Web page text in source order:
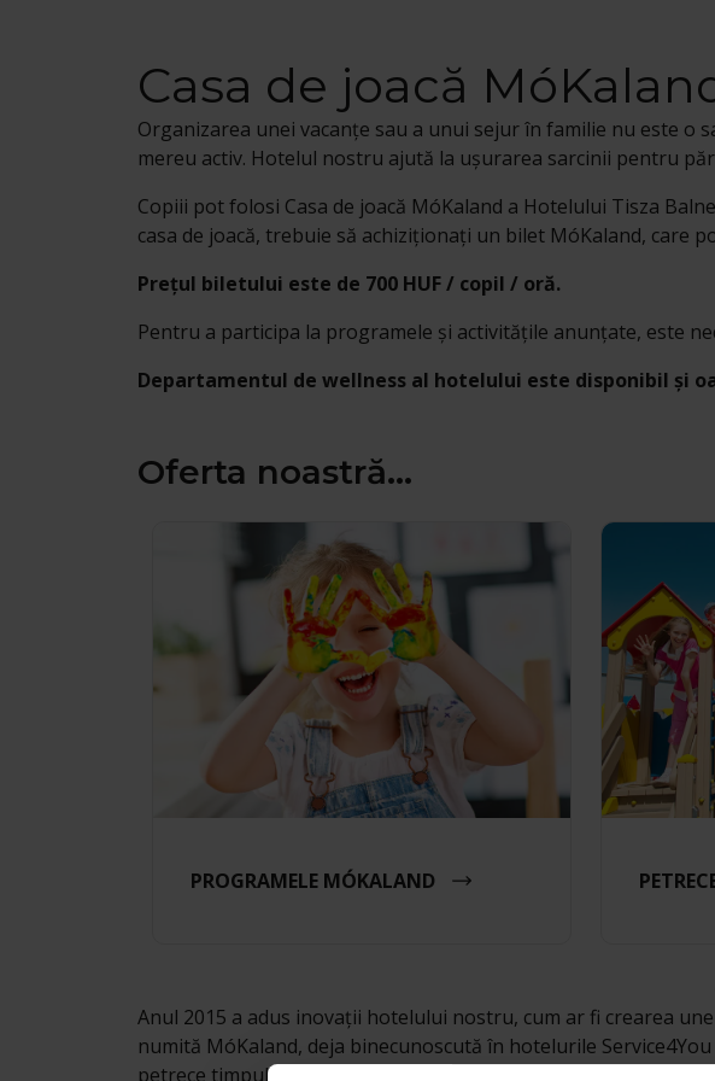
Casa de joacă
Organizarea unei vacanțe sau a unui sejur în familie nu este o
mereu activ. Hotelul nostru ajută la ușurarea sarcinii pentru
Copiii pot folosi Casa de joacă MóKaland a Hotelului Tisza
casa de joacă, trebuie să achiziționați un bilet MóKaland, care
Prețul biletului este de 700 HUF / copil / oră.
Pentru a participa la programele și activitățile anunțate, este
Departamentul de wellness al hotelului este disponibil
Oferta noastră...
PROGRAMELE MÓKALAND
Anul 2015 a adus inovații hotelului nostru, cum ar fi crearea
numită MóKaland, deja binecunoscută în hotelurile
petrece timpul într-o căsuță de joacă decorată cu minunate